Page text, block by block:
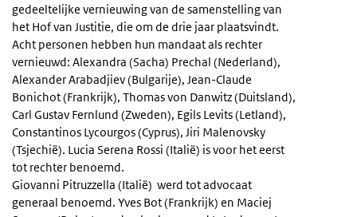
gedeeltelijke vernieuwing van de samenstelling van
het Hof van Justitie, die om de drie jaar plaatsvindt.
Acht personen hebben hun mandaat als rechter
vernieuwd: Alexandra (Sacha) Prechal (Nederland),
Alexander Arabadjiev (Bulgarije), Jean-Claude
Bonichot (Frankrijk), Thomas von Danwitz (Duitsland),
Carl Gustav Fernlund (Zweden), Egils Levits (Letland),
Constantinos Lycourgos (Cyprus), Jiri Malenovsky
(Tsjechië). Lucia Serena Rossi (Italië) is voor het eerst
tot rechter benoemd.
Giovanni Pitruzzella (Italië) werd tot advocaat
generaal benoemd. Yves Bot (Frankrijk) en Maciej